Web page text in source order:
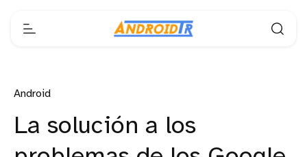
Android
La solución a los